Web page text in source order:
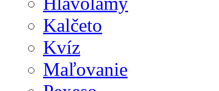
Kalčeto
Kvíz
Maľovanie